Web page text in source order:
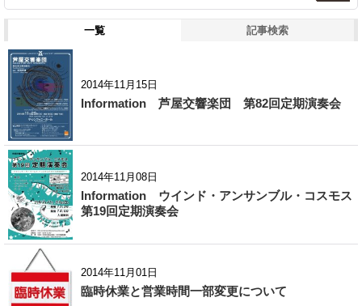
一覧 記事検索
2014年11月15日
Information 芦屋交響楽団 第82回定期演奏会
2014年11月08日
Information ウインド・アンサンブル・コスモス
第19回定期演奏会
2014年11月01日
臨時休業と営業時間一部変更について